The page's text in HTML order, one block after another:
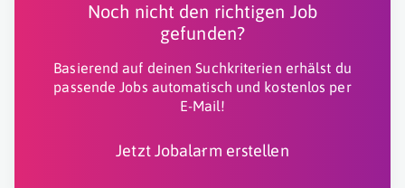
Noch nicht den richtigen Job
gefunden?
Basierend auf deinen Suchkriterien erhälst du
passende Jobs automatisch und kostenlos per
E-Mail!
Jetzt Jobalarm erstellen